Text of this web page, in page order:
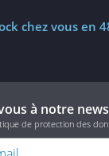
chez vous en
à notre
de protection des